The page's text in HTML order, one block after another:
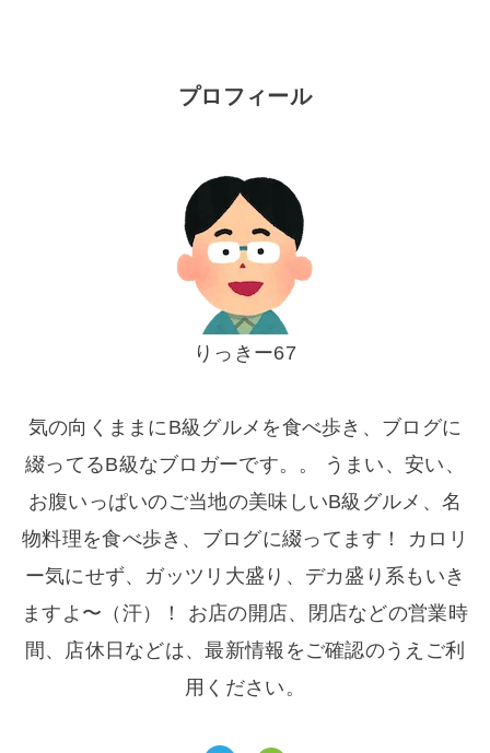
プロフィール
りっきー67
気の向くままにB級グルメを食べ歩き、ブログに
綴ってるB級なブロガーです。。 うまい、安い、
お腹いっぱいのご当地の美味しいB級グルメ、名
物料理を食べ歩き、ブログに綴ってます！ カロリ
ー気にせず、ガッツリ大盛り、デカ盛り系もいき
ますよ〜（汗）！ お店の開店、閉店などの営業時
間、店休日などは、最新情報をご確認のうえご利
用ください。